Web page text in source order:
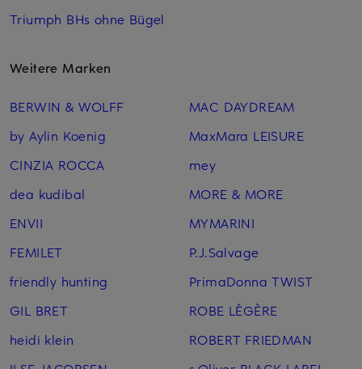
Triumph BHs ohne Bügel
Weitere Marken
BERWIN & WOLFF
by Aylin Koenig
CINZIA ROCCA
dea kudibal
ENVII
FEMILET
friendly hunting
GIL BRET
heidi klein
MAC DAYDREAM
MaxMara LEISURE
mey
MORE & MORE
MYMARINI
P.J.Salvage
PrimaDonna TWIST
ROBE LÉGÈRE
ROBERT FRIEDMAN